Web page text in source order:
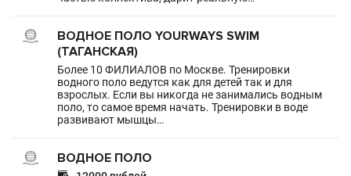
ВОДНОЕ ПОЛО YOURWAYS SWIM
(ТАГАНСКАЯ)
Более 10 ФИЛИАЛОВ по Москве. Тренировки
водного поло ведутся как для детей так и для
взрослых. Если вы никогда не занимались водным
поло, то самое время начать. Тренировки в воде
развивают мышцы…
ВОДНОЕ ПОЛО